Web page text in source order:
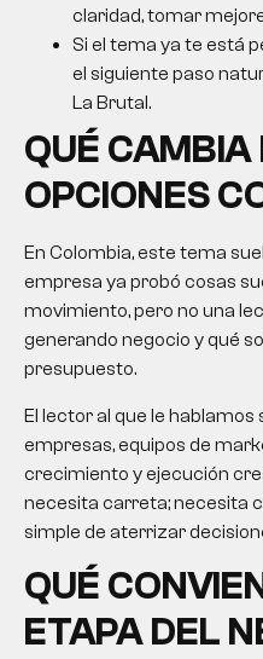
claridad, tomar
Si el tema ya te está
el siguiente paso
La Brutal.
QUÉ
OPCIONES
En Colombia, este tema
empresa ya probó cosas
movimiento, pero no una
generando negocio y qué
presupuesto.
El lector al que le
empresas, equipos de
crecimiento y ejecución
necesita carreta; necesita
simple de aterrizar
QUÉ
ETAPA DEL